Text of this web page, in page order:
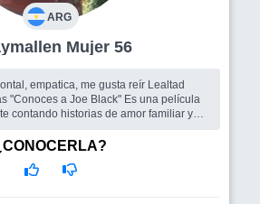
ARG
Guaymallen Mujer 56
"Conoces a Joe Black" Es una película
contando historias de amor familiar y
un grupo de amigos, quizás un